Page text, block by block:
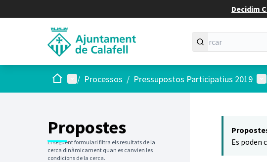
Decidim
Inici Menú principal
/ Processos / Pressupostos Participatius 2019
Propostes
El següent formulari filtra els resultats de la
cerca dinàmicament quan es canvien les
condicions de la cerca.
Es poden